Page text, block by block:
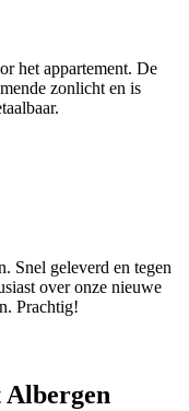
het appartement. De
zonlicht en is
Snel geleverd en tegen
over onze nieuwe
Prachtig!